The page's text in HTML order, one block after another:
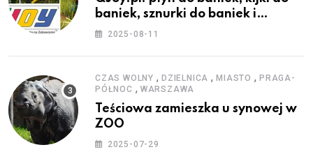
baniek, sznurki do baniek i
zestawy do baniek
2025-08-11
CZAS WOLNY , DZIELNICA ,MIASTO ,PRAGA-
PÓŁNOC , WARSZAWA
Teściowa zamieszka u synowej w
ZOO
2025-07-29